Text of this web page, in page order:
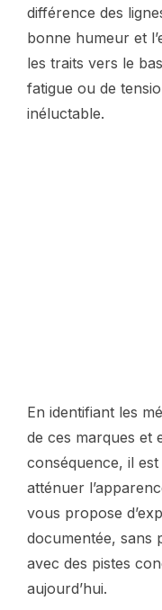
différence des
bonne humeur et
les traits vers le
fatigue ou de
inéluctable.
En identifiant les
de ces marques et
conséquence, il est
atténuer
vous propose
documentée, sans
avec des pistes
aujourd’hui.